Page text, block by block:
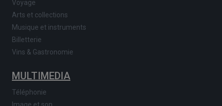
Voyage
Arts et collections
Musique et instruments
Billetterie
Vins & Gastronomie
MULTIMEDIA
Téléphonie